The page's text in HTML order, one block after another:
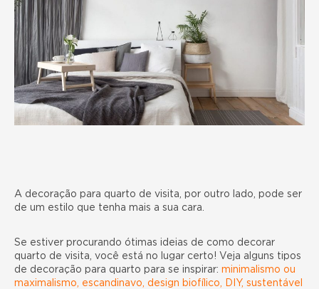
A decoração para quarto de visita, por outro lado, pode ser
de um estilo que tenha mais a sua cara.
Se estiver procurando ótimas ideias de como decorar
quarto de visita, você está no lugar certo! Veja alguns tipos
de decoração para quarto para se inspirar: minimalismo ou
maximalismo, escandinavo, design biofílico, DIY, sustentável